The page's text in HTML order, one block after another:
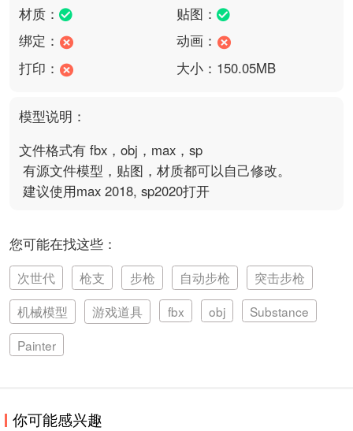
材质：
贴图：
绑定：
动画：
打印：
大小：150.05MB
模型说明：
文件格式有 fbx，obj，max，sp
建议使用max 2018, sp2020打开
您可能在找这些：
次世代 枪支 步枪 自动步枪
突击步枪
机械模型
游戏道具 fbx obj
Substance
Painter
你可能感兴趣